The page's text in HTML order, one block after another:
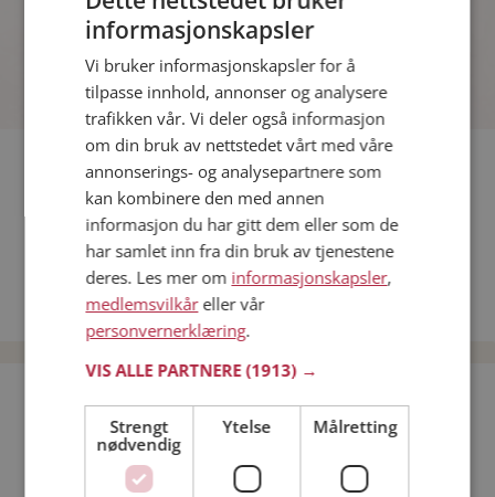
som synes du er interessant.
Fler single
Flere singlekvinner fra Lillestrøm :Pia,Randi,Gry Anette
Menn fra Lillestrøm
Date kvinner i Norge
Date menn i Norge
Bli medlem gratis!
Jeg er en: Mann Kvinne
informasjonskapsler
Vi bruker informasjonskapsler for å
tilpasse innhold, annonser og analysere
trafikken vår. Vi deler også informasjon
om din bruk av nettstedet vårt med våre
annonserings- og analysepartnere som
kan kombinere den med annen
informasjon du har gitt dem eller som de
har samlet inn fra din bruk av tjenestene
deres. Les mer om informasjonskapsler,
medlemsvilkåreller vår
personvernerklæring.
VIS ALLE PARTNERE(1913) →
Strengt
nødvendig
Ytelse Målretting